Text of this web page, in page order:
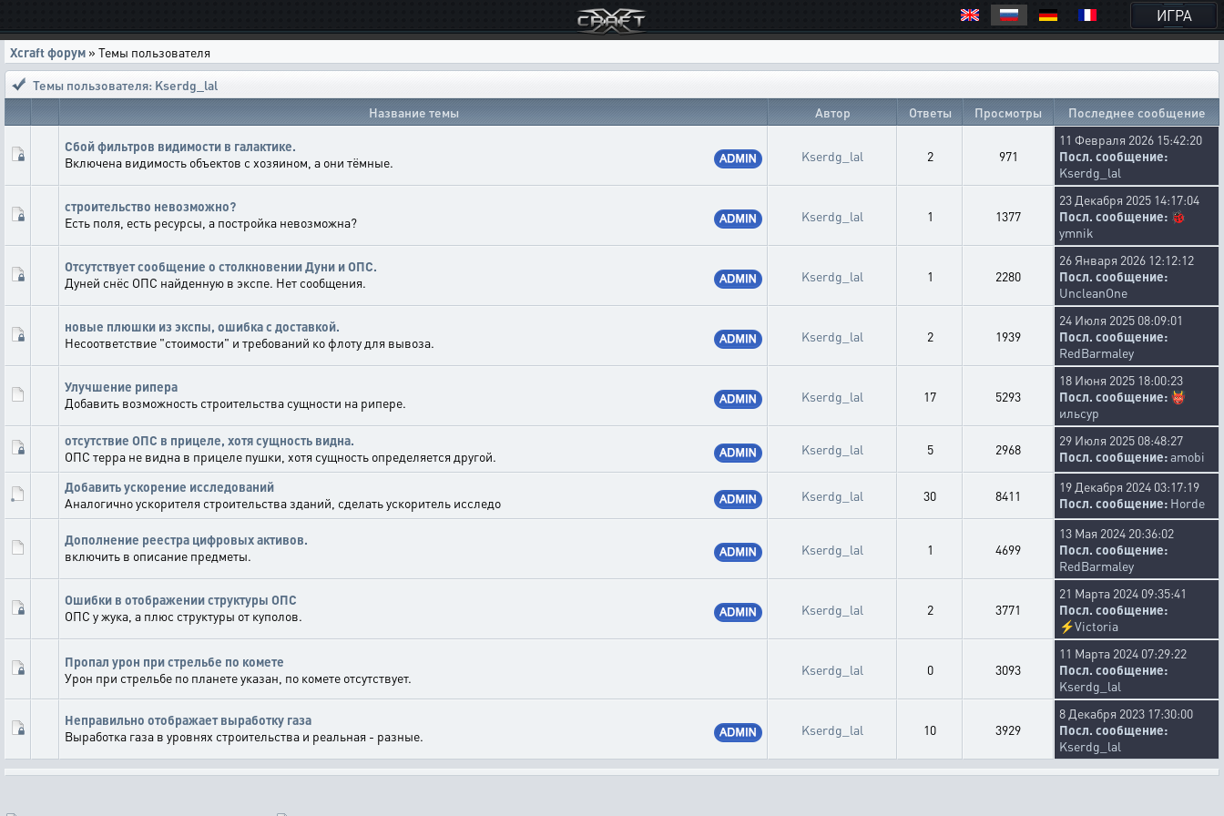
ИГРА
Xcraft форум » Темы пользователя
Темы пользователя: Kserdg_lal
Название темы
Автор Ответы Просмотры Последнее сообщение
Сбой фильтров видимости в галактике.
Включена видимость объектов с хозяином, а они тёмные.
Kserdg_lal 2 971
11 Февраля 2026 15:42:20
Посл. сообщение:
Kserdg_lal
строительство невозможно?
Есть поля, есть ресурсы, а постройка невозможна?
Kserdg_lal 1 1377
23 Декабря 2025 14:17:04
Посл. сообщение: 🐞
ymnik
Отсутствует сообщение о столкновении Дуни и ОПС.
Дуней снёс ОПС найденную в экспе. Нет сообщения.
Kserdg_lal 1 2280
26 Января 2026 12:12:12
Посл. сообщение:
UncleanOne
новые плюшки из экспы, ошибка с доставкой.
Несоответствие "стоимости" и требований ко флоту для вывоза.
Kserdg_lal 2 1939
24 Июля 2025 08:09:01
Посл. сообщение:
RedBarmaley
Улучшение рипера
Добавить возможность строительства сущности на рипере.
Kserdg_lal 17 5293
18 Июня 2025 18:00:23
Посл. сообщение: 👹
ильсур
отсутствие ОПС в прицеле, хотя сущность видна.
ОПС терра не видна в прицеле пушки, хотя сущность определяется другой.
Kserdg_lal 5 2968
29 Июля 2025 08:48:27
Посл. сообщение:amobi
Добавить ускорение исследований
Аналогично ускорителя строительства зданий, сделать ускоритель исследо
Kserdg_lal 30 8411
19 Декабря 2024 03:17:19
Посл. сообщение: Horde
Дополнение реестра цифровых активов.
включить в описание предметы.
Kserdg_lal 1 4699
13 Мая 2024 20:36:02
Посл. сообщение:
RedBarmaley
Ошибки в отображении структуры ОПС
ОПС у жука, а плюс структуры от куполов.
Kserdg_lal 2 3771
21 Марта 2024 09:35:41
Посл. сообщение:
⚡Victoria
Пропал урон при стрельбе по комете
Урон при стрельбе по планете указан, по комете отсутствует.
Kserdg_lal 0 3093
11 Марта 2024 07:29:22
Посл. сообщение:
Kserdg_lal
Неправильно отображает выработку газа
Выработка газа в уровнях строительства и реальная - разные.
Kserdg_lal 10 3929
8 Декабря 2023 17:30:00
Посл. сообщение:
Kserdg_lal